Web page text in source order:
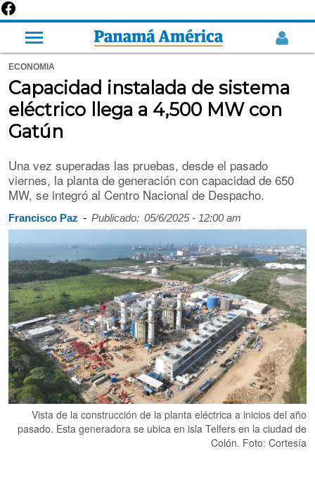
ECONOMIA
Capacidad instalada de sistema
eléctrico llega a 4,500 MW con
Gatún
Una vez superadas las pruebas, desde el pasado
viernes, la planta de generación con capacidad de 650
MW, se integró al Centro Nacional de Despacho.
Francisco Paz - Publicado: 05/6/2025 - 12:00 am
Vista de la construcción de la planta eléctrica a inicios del año
pasado. Esta generadora se ubica en isla Telfers en la ciudad de
Colón. Foto: Cortesía